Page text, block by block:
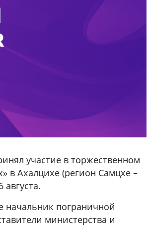
участие в торжественном
в Ахалцихе (регион Самцхе –
начальник пограничной
министерства и